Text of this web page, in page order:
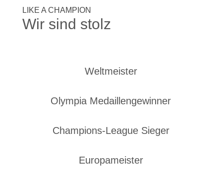
LIKE A CHAMPION
Wir sind stolz
Weltmeister
Olympia Medaillengewinner
Champions-League Sieger
Europameister